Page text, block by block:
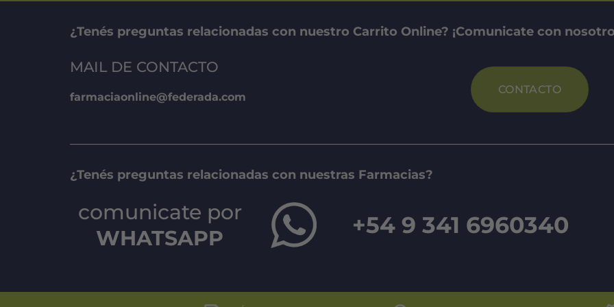
¿Tenés preguntas relacionadas con nuestro Carrito Online? ¡Comunicate con
MAIL DE CONTACTO
farmaciaonline@federada.com
CONTACTO
¿Tenés preguntas relacionadas con nuestras Farmacias?
comunicate por
WHATSAPP
+54 9 341 6960340